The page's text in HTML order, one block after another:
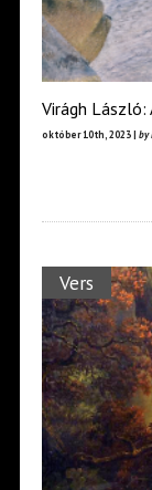
Virágh László:
október 10th, 2023 | by
Vers